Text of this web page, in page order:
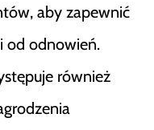
aby zapewnić
od odnowień.
również